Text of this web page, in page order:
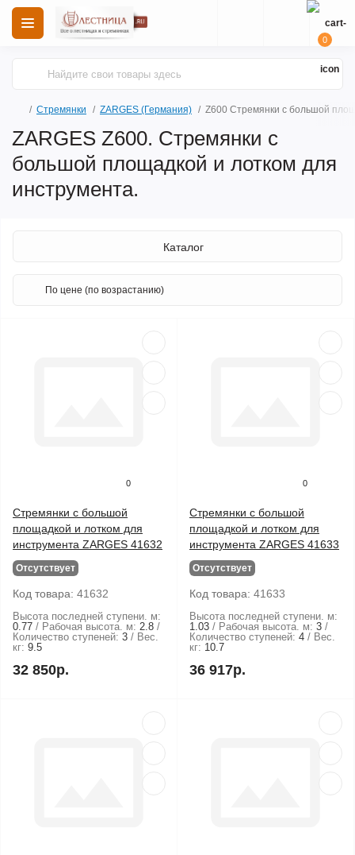
0
Стремянки ZARGES (Германия) Z600 Стремянки с большой
ZARGES Z600. Стремянки с
большой площадкой и лотком для
инструмента.
Каталог
0
Стремянки с большой
площадкой и лотком для
инструмента ZARGES 41632
Отсутствует
Код товара: 41632
Высота последней ступени. м:
0.77
Рабочая высота. м: 2.8
Количество ступеней: 3
Вес.
кг: 9.5
32 850р.
0
Стремянки с большой
площадкой и лотком для
инструмента ZARGES 41633
Отсутствует
Код товара: 41633
Высота последней ступени. м:
1.03
Рабочая высота. м: 3
Количество ступеней: 4
Вес.
кг: 10.7
36 917р.